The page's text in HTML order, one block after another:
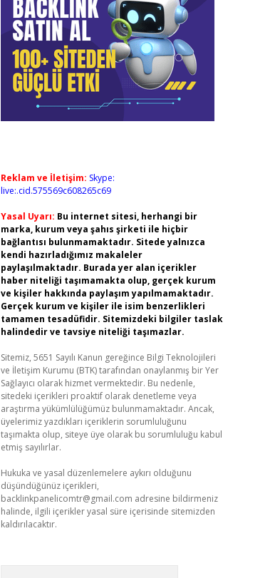
Reklam ve İletişim: Skype:
live:.cid.575569c608265c69
Yasal Uyarı: Bu internet sitesi, herhangi bir
marka, kurum veya şahıs şirketi ile hiçbir
bağlantısı bulunmamaktadır. Sitede yalnızca
kendi hazırladığımız makaleler
paylaşılmaktadır. Burada yer alan içerikler
haber niteliği taşımamakta olup, gerçek kurum
ve kişiler hakkında paylaşım yapılmamaktadır.
Gerçek kurum ve kişiler ile isim benzerlikleri
tamamen tesadüfidir. Sitemizdeki bilgiler taslak
halindedir ve tavsiye niteliği taşımazlar.
Sitemiz, 5651 Sayılı Kanun gereğince Bilgi Teknolojileri
ve İletişim Kurumu (BTK) tarafından onaylanmış bir Yer
Sağlayıcı olarak hizmet vermektedir. Bu nedenle,
sitedeki içerikleri proaktif olarak denetleme veya
araştırma yükümlülüğümüz bulunmamaktadır. Ancak,
üyelerimiz yazdıkları içeriklerin sorumluluğunu
taşımakta olup, siteye üye olarak bu sorumluluğu kabul
etmiş sayılırlar.
Hukuka ve yasal düzenlemelere aykırı olduğunu
düşündüğünüz içerikleri,
backlinkpanelicomtr@gmail.com adresine bildirmeniz
halinde, ilgili içerikler yasal süre içerisinde sitemizden
kaldırılacaktır.